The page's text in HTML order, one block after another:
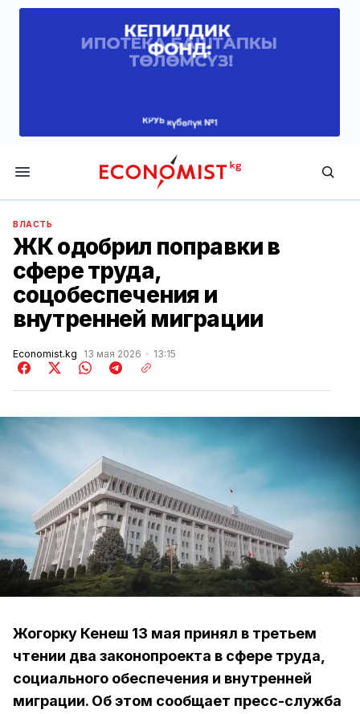
Economist.kg
ВЛАСТЬ
ЖК одобрил поправки в
сфере труда,
соцобеспечения и
внутренней миграции
Economist.kg 13 мая 2026 13:15
Жогорку Кенеш 13 мая принял в третьем
чтении два законопроекта в сфере труда,
социального обеспечения и внутренней
миграции. Об этом сообщает пресс-служба